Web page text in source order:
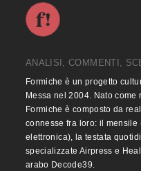
ANALISI, COMMENTI,
Formiche è un progetto
Messa nel 2004. Nato
Formiche è composto da
connesse fra loro: il
elettronica), la testata
specializzate Airpress e
arabo Decode39.